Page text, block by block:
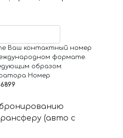
Ваш контактный номер
формате.
образом:
Номер
(авто с